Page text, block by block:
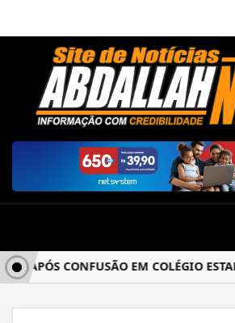
APÓS CONFUSÃO EM COLÉGIO